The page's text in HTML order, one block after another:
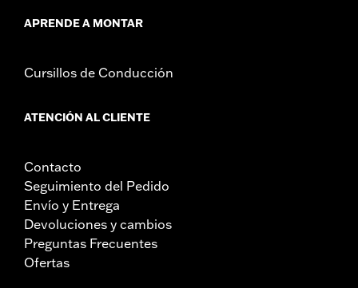
APRENDE A MONTAR
Cursillos de Conducción
ATENCIÓN AL CLIENTE
Contacto
Seguimiento del Pedido
Envío y Entrega
Devoluciones y cambios
Preguntas Frecuentes
Ofertas